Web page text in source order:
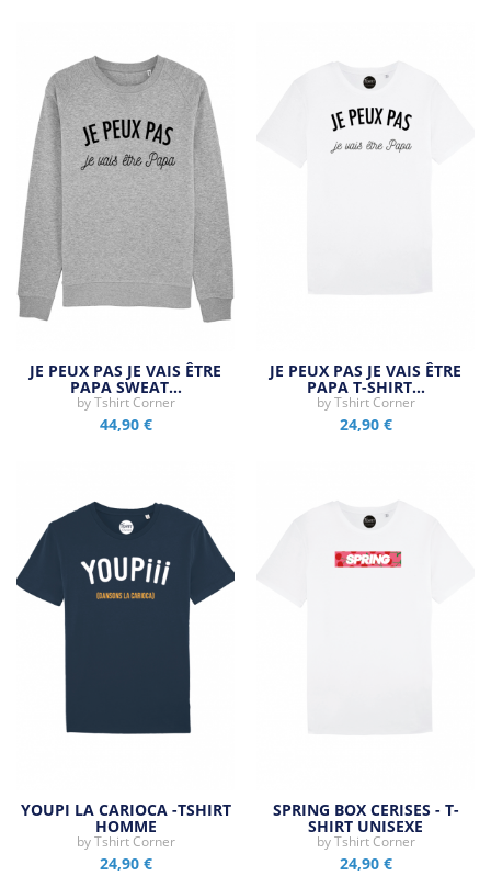
JE PEUX PAS JE VAIS ÊTRE
PAPA SWEAT…
byTshirt Corner
44,90 €
JE PEUX PAS JE VAIS ÊTRE
PAPA T-SHIRT…
byTshirt Corner
24,90 €
YOUPI LA CARIOCA -TSHIRT
HOMME
byTshirt Corner
24,90 €
SPRING BOX CERISES - T-
SHIRT UNISEXE
byTshirt Corner
24,90 €